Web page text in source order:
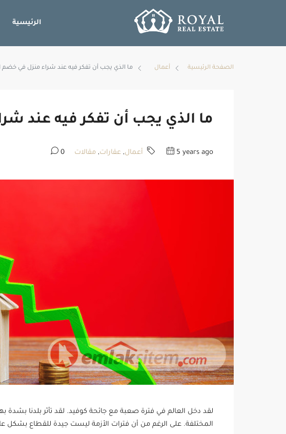
الرئيسية
الصفحة الرئيسية أعمال ما الذي يجب أن تفكر فيه عند شراء منزل في خضم
ما الذي يجب أن تفكر فيه عند
5 years ago أعمال, عقارات, مقالات 0
لقد دخل العالم في فترة صعبة مع جائحة كوفيد. لقد تأثر بلدنا بشدة
المختلفة. على الرغم من أن فترات الأزمة ليست جيدة للقطاع بشكل